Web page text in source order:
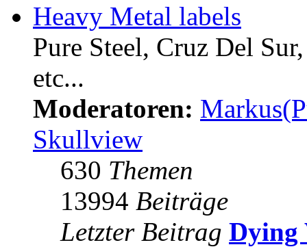
Heavy Metal labels
Pure Steel, Cruz Del
etc...
Moderatoren:
Skullview
630 Themen
13994 Beiträge
Letzter Beitrag Dying